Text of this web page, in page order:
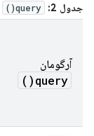
جدول 2: query()
آرگومان
query(
)